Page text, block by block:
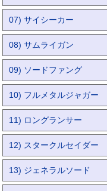
07) サイシーカー
08) サムライガン
09) ソードファング
10) フルメタルジャガー
11) ロングランサー
12) スタークルセイダー
13) ジェネラルソード